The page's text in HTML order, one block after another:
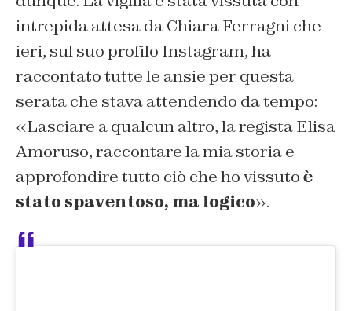
intrepida attesa da Chiara Ferragni che
ieri, sul suo profilo Instagram, ha
raccontato tutte le ansie per questa
serata che stava attendendo da tempo:
«Lasciare a qualcun altro, la regista Elisa
Amoruso, raccontare la mia storia e
approfondire tutto ciò che ho vissutoè
stato spaventoso, ma logico».